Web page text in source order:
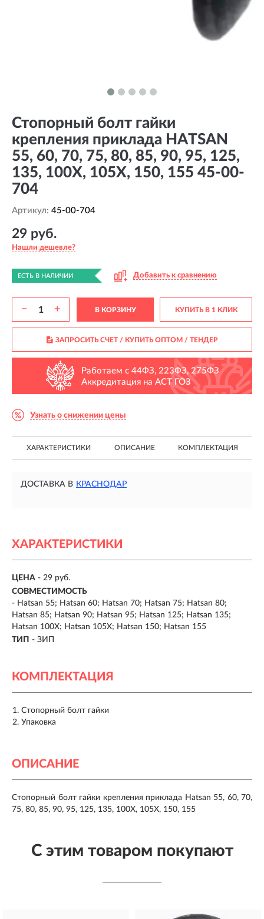
Стопорный болт гайки
крепления приклада HATSAN
55, 60, 70, 75, 80, 85, 90, 95, 125,
135, 100X, 105X, 150, 155 45-00-
704
Артикул: 45-00-704
29 руб.
Нашли дешевле?
ЕСТЬ В НАЛИЧИИ Добавить к сравнению
− + В КОРЗИНУ КУПИТЬ В 1 КЛИК
ЗАПРОСИТЬ СЧЕТ / КУПИТЬ ОПТОМ/ ТЕНДЕР
Работаем с 44ФЗ, 223ФЗ, 275ФЗ
Аккредитация на АСТ ГОЗ
Узнать о снижении цены
ХАРАКТЕРИСТИКИ ОПИСАНИЕ КОМПЛЕКТАЦИЯ
ДОСТАВКА В КРАСНОДАР
ХАРАКТЕРИСТИКИ
ЦЕНА - 29 руб.
СОВМЕСТИМОСТЬ
- Hatsan 55; Hatsan 60; Hatsan 70; Hatsan 75; Hatsan 80;
Hatsan 85; Hatsan 90; Hatsan 95; Hatsan 125; Hatsan 135;
Hatsan 100X; Hatsan 105X; Hatsan 150; Hatsan 155
ТИП - ЗИП
КОМПЛЕКТАЦИЯ
Стопорный болт гайки
Упаковка
ОПИСАНИЕ
Стопорный болт гайки крепления приклада Hatsan 55, 60, 70,
75, 80, 85, 90, 95, 125, 135, 100X, 105X, 150, 155
С этим товаром покупают